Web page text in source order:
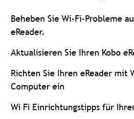
Beheben Sie Wi-Fi-Probleme
eReader.
Aktualisieren Sie Ihren Kobo
Richten Sie Ihren eReader mit
Computer ein
Wi Fi Einrichtungstipps für